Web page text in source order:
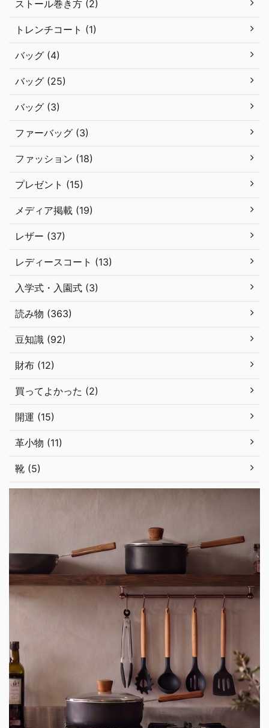
ストール巻き方 (2)
トレンチコート (1)
バッグ (4)
バッグ (25)
バッグ (3)
ファーバッグ (3)
ファッション (18)
プレゼント (15)
メディア掲載 (19)
レザー (37)
レディースコート (13)
入学式・入園式 (3)
読み物 (363)
豆知識 (92)
財布 (12)
買ってよかった (2)
開運 (15)
革小物 (11)
靴 (5)